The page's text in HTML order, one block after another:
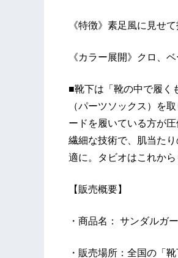
《特徴》素足風に見せ
《カラー展開》クロ、ベ
■靴下は「靴の中で履く
（パーツソックス）を
ードを履いている方が
繊細な技術で、肌当た
適に。タビオはこれか
【販売概要】
・商品名： サンダルガ
・販売場所：全国の「